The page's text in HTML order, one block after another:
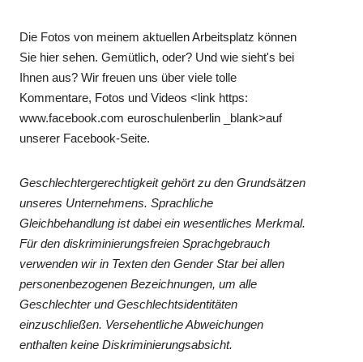
Die Fotos von meinem aktuellen Arbeitsplatz können
Sie hier sehen. Gemütlich, oder? Und wie sieht's bei
Ihnen aus? Wir freuen uns über viele tolle
Kommentare, Fotos und Videos <link https:
www.facebook.com euroschulenberlin _blank>auf
unserer Facebook-Seite.
Geschlechtergerechtigkeit gehört zu den Grundsätzen
unseres Unternehmens. Sprachliche
Gleichbehandlung ist dabei ein wesentliches Merkmal.
Für den diskriminierungsfreien Sprachgebrauch
verwenden wir in Texten den Gender Star bei allen
personenbezogenen Bezeichnungen, um alle
Geschlechter und Geschlechtsidentitäten
einzuschließen. Versehentliche Abweichungen
enthalten keine Diskriminierungsabsicht.